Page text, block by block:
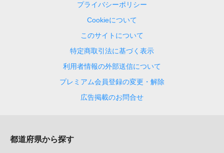
プライバシーポリシー
Cookieについて
このサイトについて
特定商取引法に基づく表示
利用者情報の外部送信について
プレミアム会員登録の変更・解除
広告掲載のお問合せ
都道府県から探す